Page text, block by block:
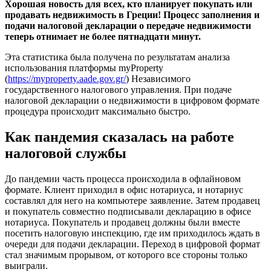
Хорошая новость для всех, кто планирует покупать или
продавать недвижимость в Греции! Процесс заполнения и
подачи налоговой декларации о передаче недвижимости
теперь отнимает не более пятнадцати минут.
Эта статистика была получена по результатам анализа
использования платформы myProperty
(https://myproperty.aade.gov.gr/) Независимого
государственного налогового управления. При подаче
налоговой декларации о недвижимости в цифровом формате
процедура происходит максимально быстро.
Как пандемия сказалась на работе
налоговой службы
До пандемии часть процесса происходила в офлайновом
формате. Клиент приходил в офис нотариуса, и нотариус
составлял для него на компьютере заявление. Затем продавец
и покупатель совместно подписывали декларацию в офисе
нотариуса. Покупатель и продавец должны были вместе
посетить налоговую инспекцию, где им приходилось ждать в
очереди для подачи декларации. Переход в цифровой формат
стал значимым прорывом, от которого все стороны только
выиграли.